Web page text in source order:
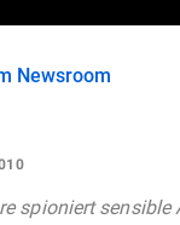
Newsroom
spioniert sensible